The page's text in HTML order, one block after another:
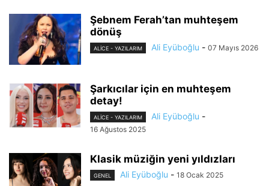
Şebnem Ferah’tan muhteşem
dönüş
ALİCE - YAZILARIM Ali Eyüboğlu - 07 Mayıs 2026
Şarkıcılar için en muhteşem
detay!
ALİCE - YAZILARIM Ali Eyüboğlu -
16 Ağustos 2025
Klasik müziğin yeni yıldızları
GENEL Ali Eyüboğlu - 18 Ocak 2025